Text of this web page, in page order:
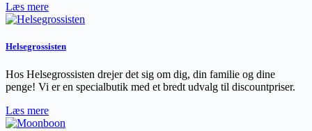
Læs mere
Helsegrossisten
Hos Helsegrossisten drejer det sig om dig, din familie og dine
penge! Vi er en specialbutik med et bredt udvalg til discountpriser.
Læs mere